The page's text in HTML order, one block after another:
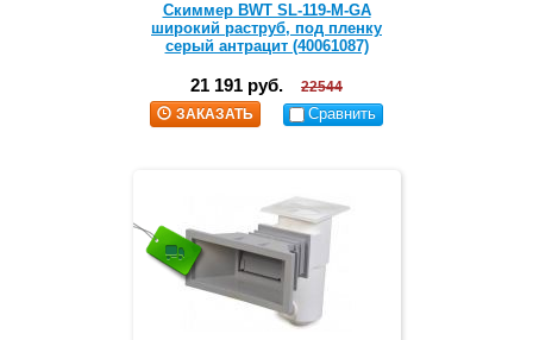
Скиммер BWT SL-119-M-GA
широкий раструб, под пленку
серый антрацит (40061087)
21 191 руб.
22544
ЗАКАЗАТЬ
Сравнить